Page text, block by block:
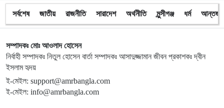
অবরুদ্ধ জামায়াত নেতাকে উদ্ধার করলেন এনসিপি নেত্রী ডা. মিতু
১০
ভোটকেন্দ্রের সামনে বস্তাভর্তি টাকাসহ স্বেচ্ছাসেবকদল নেতা আটক
১১
গোপালগঞ্জে ডিসির বাসভবনের সামনে ককটেল বিস্ফোরণ
১২
সর্বশেষ জাতীয় রাজনীতি সারাদেশ অর্থনীতি মুন্সীগঞ্জ ধর্ম
সম্পাদকঃ মোঃ আওলাদ হোসেন
নির্বাহী সম্পাদকঃ নিতুল হোসেন বার্তা সম্পাদকঃ আসাদুজ্জামান জীবন প্রকাশকঃ দ্বীন
ইসলাম হৃদয়
ই-মেইল: support@amrbangla.com
ই-মেইল: info@amrbangla.com